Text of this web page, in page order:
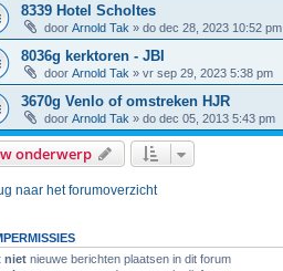
8339 Hotel Scholtes
door Arnold Tak » do dec 28, 2023 10:52 pm
8036g kerktoren - JBI
door Arnold Tak » vr sep 29, 2023 5:38 pm
3670g Venlo of omstreken HJR
door Arnold Tak » do dec 05, 2013 5:43 pm
onderwerp
naar het forumoverzicht
niet nieuwe berichten plaatsen in dit forum